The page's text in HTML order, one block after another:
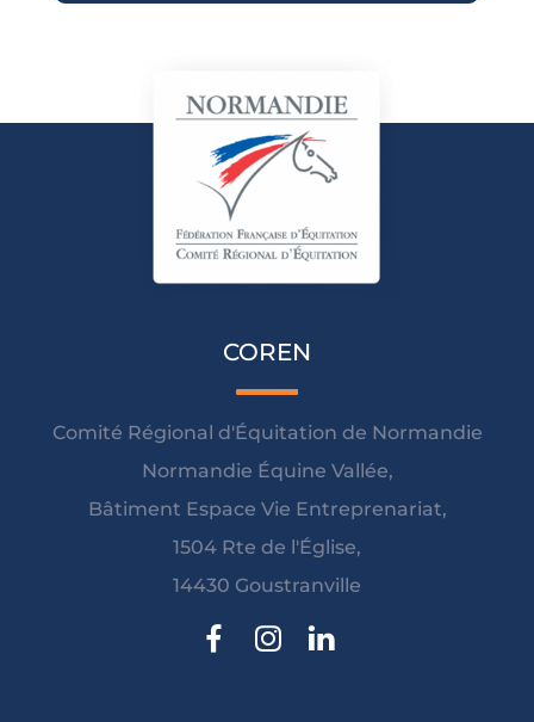
COREN
Comité Régional d'Équitation de Normandie
Normandie Équine Vallée,
Bâtiment Espace Vie Entreprenariat,
1504 Rte de l'Église,
14430 Goustranville